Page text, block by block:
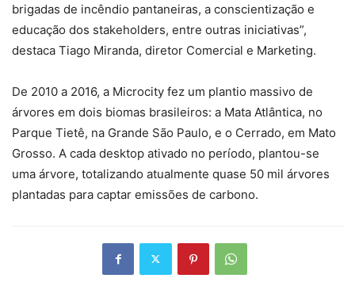
brigadas de incêndio pantaneiras, a conscientização e
educação dos stakeholders, entre outras iniciativas”,
destaca Tiago Miranda, diretor Comercial e Marketing.
De 2010 a 2016, a Microcity fez um plantio massivo de
árvores em dois biomas brasileiros: a Mata Atlântica, no
Parque Tietê, na Grande São Paulo, e o Cerrado, em Mato
Grosso. A cada desktop ativado no período, plantou-se
uma árvore, totalizando atualmente quase 50 mil árvores
plantadas para captar emissões de carbono.